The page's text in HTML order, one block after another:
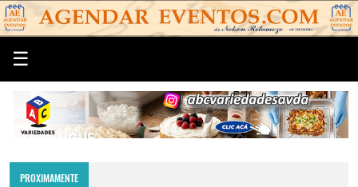
☰
PROXIMAMENTE